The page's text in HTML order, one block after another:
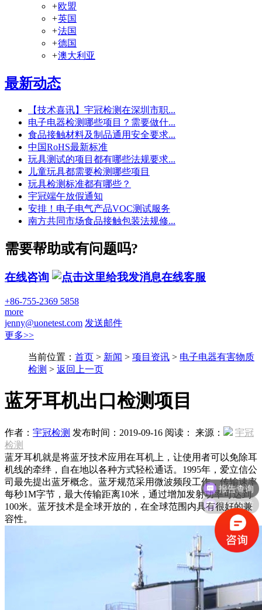
+欧盟
+英国
+法国
+德国
+澳大利亚
最新动态
【技术喜讯】宇冠检测在深圳市职...
电子电器检测哪些项目？需要做什...
食品接触材料及制品通用安全要求...
中国RoHS最新标准
玩具测试的项目都有哪些法规要求...
儿童玩具都需要检测哪些项目
玩具检测标准都有哪些？
宇冠端午放假通知
安排！电子电气产品VOC测试服务
南方共同市场食品接触包装法规修...
需要帮助或有问题吗?
在线咨询 在线客服
+86-755-2369 5858
more
jenny@uonetest.com 发送邮件
更多>>
当前位置： 首页 > 新闻 > 项目资讯 > 电子电器有害物质
检测 > 返回上一页
蓝牙耳机出口检测项目
作者： 宇冠检测 发布时间：2019-09-16 阅读： 来源：
宇冠
检测
蓝牙耳机就是将蓝牙技术应用在耳机上，让使用者可以免除耳
机线的牵绊，自在地以各种方式轻松通话。1995年，爱立信公
司最先提出蓝牙概念。蓝牙规范采用微波频段工作，传输速率
每秒1M字节，最大传输距离10米，通过增加发射功率可达到
100米。蓝牙技术是全球开放的，在全球范围内具有很好的兼
容性。
授权资质